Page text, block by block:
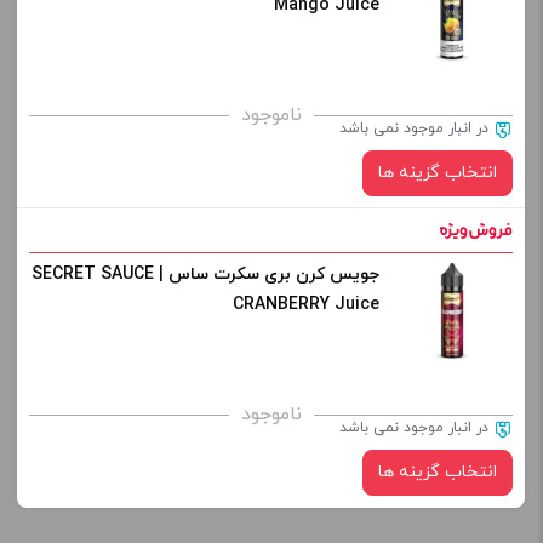
برای فعال شدن سبد خرید و نمایش قیمت ، گزینه های محصول را
از کادر بالا انتخاب کنید.
+
افزودن به سبد خرید
Mango Juice
ناموجود در انبار موجود نمی باشد
انتخاب گزینه ها
نیکوتین:
+
جویس کرن بری سکرت ساس | SECRET SAUCE
CRANBERRY Juice
ناموجود در انبار موجود نمی باشد
انتخاب گزینه ها